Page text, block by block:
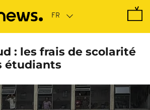
: les frais de scolarité
étudiants